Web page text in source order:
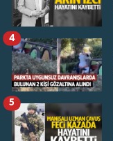
4
5